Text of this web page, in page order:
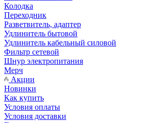
Колодка
Переходник
Разветвитель, адаптер
Удлинитель бытовой
Удлинитель кабельный силовой
Фильтр сетевой
Шнур электропитания
Мерч
Акции
Новинки
Как купить
Условия оплаты
Условия доставки